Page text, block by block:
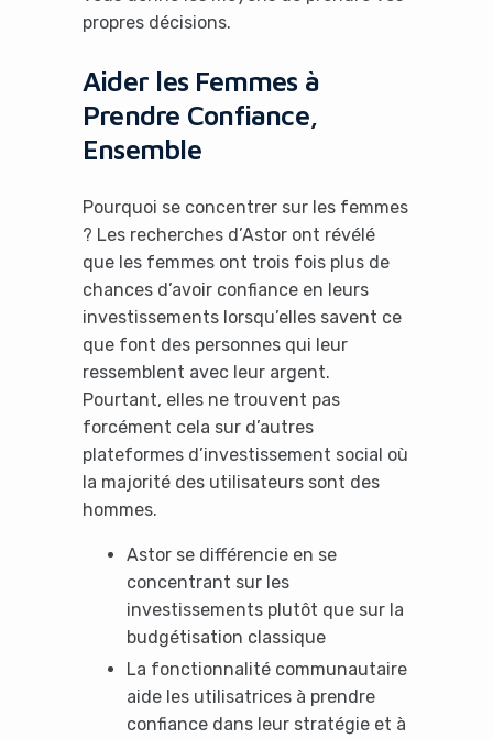
propres décisions.
Aider les Femmes à
Prendre Confiance,
Ensemble
Pourquoi se concentrer sur les femmes
? Les recherches d’Astor ont révélé
que les femmes ont trois fois plus de
chances d’avoir confiance en leurs
investissements lorsqu’elles savent ce
que font des personnes qui leur
ressemblent avec leur argent.
Pourtant, elles ne trouvent pas
forcément cela sur d’autres
plateformes d’investissement social où
la majorité des utilisateurs sont des
hommes.
Astor se différencie en se
concentrant sur les
investissements plutôt que sur la
budgétisation classique
La fonctionnalité communautaire
aide les utilisatrices à prendre
confiance dans leur stratégie et à